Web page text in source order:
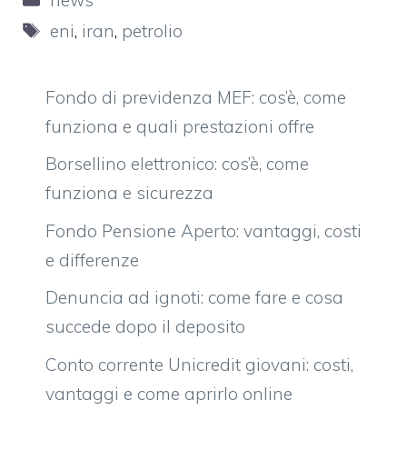
Tag
eni, iran, petrolio
Fondo di previdenza MEF: cos’è, come
funziona e quali prestazioni offre
Borsellino elettronico: cos’è, come
funziona e sicurezza
Fondo Pensione Aperto: vantaggi, costi
e differenze
Denuncia ad ignoti: come fare e cosa
succede dopo il deposito
Conto corrente Unicredit giovani: costi,
vantaggi e come aprirlo online